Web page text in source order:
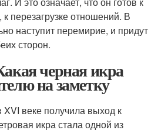
перезагрузке отношений. В
наступит перемирие, и придут
сторон.
черная икра
на заметку
XVI веке получила выход к
икра стала одной из